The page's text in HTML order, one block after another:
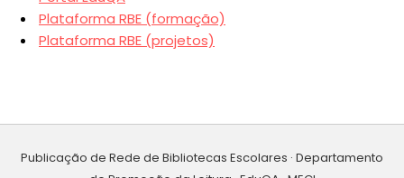
Plataforma RBE (formação)
Plataforma RBE (projetos)
Publicação de Rede de Bibliotecas Escolares · Departamento